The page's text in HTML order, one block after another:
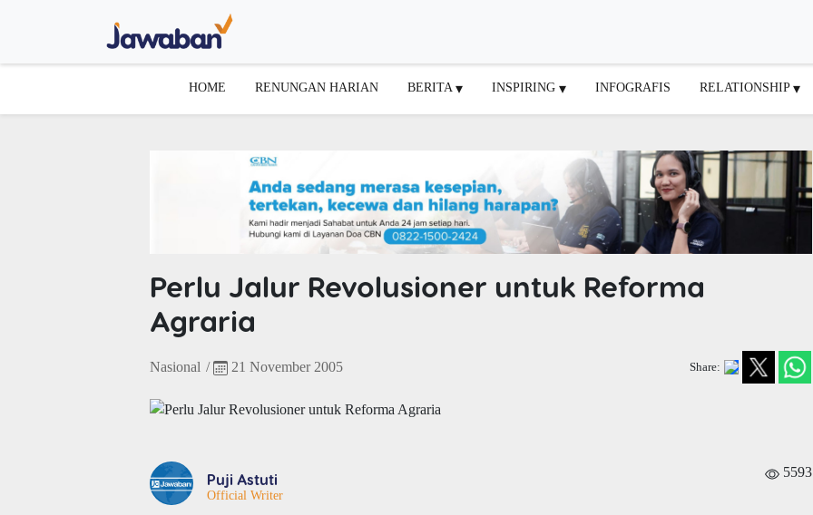
HOME RENUNGAN HARIAN BERITA INSPIRING INFOGRAFIS RELATIONSHIP
Perlu Jalur Revolusioner untuk Reforma
Agraria
Nasional / 21 November 2005 Share:
Puji Astuti
Official Writer
5593